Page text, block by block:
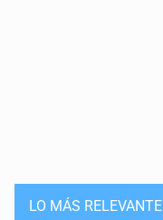
LO MÁS RELEVANTE